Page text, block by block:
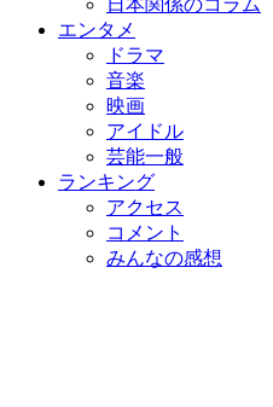
エンタメ
ドラマ
音楽
映画
アイドル
芸能一般
ランキング
アクセス
コメント
みんなの感想